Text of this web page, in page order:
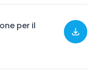
per il